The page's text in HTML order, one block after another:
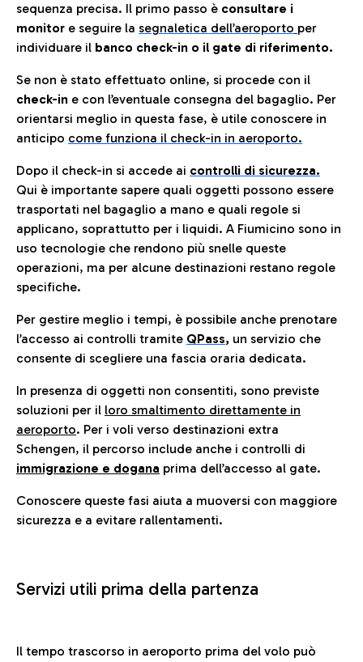
sequenza precisa. Il primo passo è consultare i
monitor e seguire la segnaletica dell’aeroporto per
individuare il banco check-in o il gate di riferimento.
Se non è stato effettuato online, si procede con il
check-in e con l’eventuale consegna del bagaglio. Per
orientarsi meglio in questa fase, è utile conoscere in
anticipo come funziona il check-in in aeroporto.
Dopo il check-in si accede ai controlli di sicurezza.
Qui è importante sapere quali oggetti possono essere
trasportati nel bagaglio a mano e quali regole si
applicano, soprattutto per i liquidi. A Fiumicino sono in
uso tecnologie che rendono più snelle queste
operazioni, ma per alcune destinazioni restano regole
specifiche.
Per gestire meglio i tempi, è possibile anche prenotare
l’accesso ai controlli tramite QPass, un servizio che
consente di scegliere una fascia oraria dedicata.
In presenza di oggetti non consentiti, sono previste
soluzioni per il loro smaltimento direttamente in
aeroporto. Per i voli verso destinazioni extra
Schengen, il percorso include anche i controlli di
immigrazione e dogana prima dell’accesso al gate.
Conoscere queste fasi aiuta a muoversi con maggiore
sicurezza e a evitare rallentamenti.
Servizi utili prima della partenza
Il tempo trascorso in aeroporto prima del volo può